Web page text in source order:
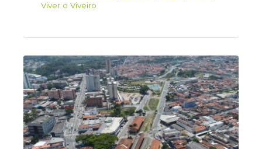
Viver o Viveiro